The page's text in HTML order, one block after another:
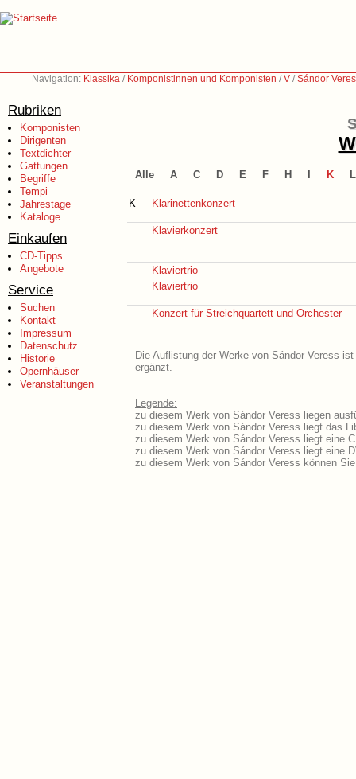
Navigation: Klassika / Komponistinnen und Komponisten /V /Sándor
Rubriken
Komponisten
Dirigenten
Textdichter
Gattungen
Begriffe
Tempi
Jahrestage
Kataloge
Einkaufen
CD-Tipps
Angebote
Service
Suchen
Kontakt
Impressum
Datenschutz
Historie
Opernhäuser
Veranstaltungen
Alle A C D E F H K L
K Klarinettenkonzert
Klavierkonzert
Klaviertrio
Klaviertrio
Konzert für Streichquartett und Orchester
Die Auflistung der Werke von Sándor Veress
ergänzt.
Legende:
zu diesem Werk von Sándor Veress liegen
zu diesem Werk von Sándor Veress liegt das
zu diesem Werk von Sándor Veress liegt eine
zu diesem Werk von Sándor Veress liegt eine
zu diesem Werk von Sándor Veress können